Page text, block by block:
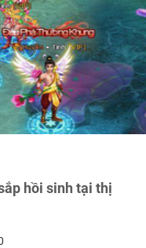
hồi sinh tại thị